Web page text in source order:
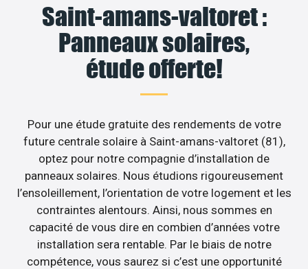
Saint-amans-valtoret :
Panneaux solaires,
étude offerte!
Pour une étude gratuite des rendements de votre
future centrale solaire à Saint-amans-valtoret (81),
optez pour notre compagnie d’installation de
panneaux solaires. Nous étudions rigoureusement
l’ensoleillement, l’orientation de votre logement et les
contraintes alentours. Ainsi, nous sommes en
capacité de vous dire en combien d’années votre
installation sera rentable. Par le biais de notre
compétence, vous saurez si c’est une opportunité